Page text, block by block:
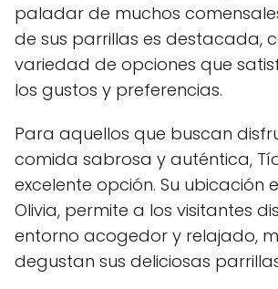
paladar de muchos
de sus parrillas es destacada,
variedad de opciones que
los gustos y preferencias.
Para aquellos que buscan
comida sabrosa y auténtica,
excelente opción. Su ubicación
Olivia, permite a los visitantes
entorno acogedor y relajado,
degustan sus deliciosas